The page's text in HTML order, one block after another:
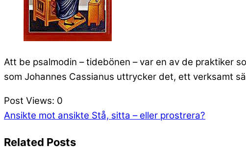
Att be psalmodin – tidebönen – var en av de praktiker
som Johannes Cassianus uttrycker det, ett verksamt
Post Views: 0
Ansikte mot ansikte Stå, sitta – eller prostrera?
Related Posts